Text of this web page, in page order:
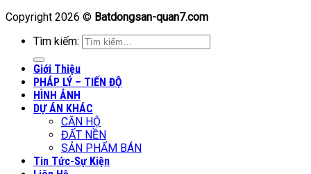
Copyright 2026 © Batdongsan-quan7.com
Tìm kiếm:
Giới Thiệu
PHÁP LÝ – TIẾN ĐỘ
HÌNH ẢNH
DỰ ÁN KHÁC
CĂN HỘ
ĐẤT NỀN
SẢN PHẨM BÁN
Tin Tức-Sự Kiện